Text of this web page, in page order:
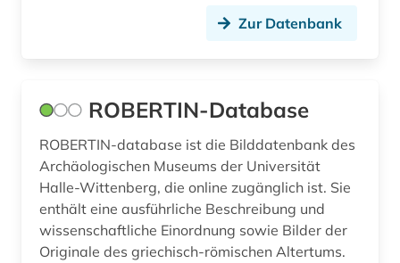
Zur Datenbank
ROBERTIN-Database
ROBERTIN-database ist die Bilddatenbank des
Archäologischen Museums der Universität
Halle-Wittenberg, die online zugänglich ist. Sie
enthält eine ausführliche Beschreibung und
wissenschaftliche Einordnung sowie Bilder der
Originale des griechisch-römischen Altertums.